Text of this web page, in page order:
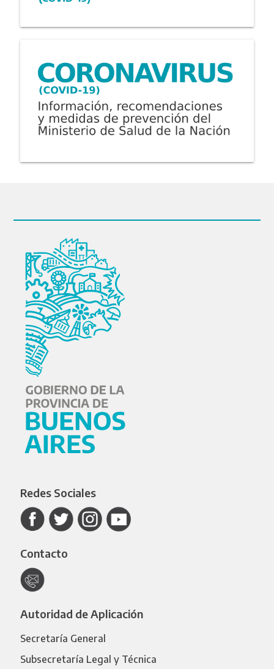
Redes Sociales
Contacto
Autoridad de Aplicación
Secretaría General
Subsecretaría Legal y Técnica